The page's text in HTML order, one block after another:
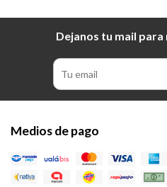
Dejanos tu mail
Medios de pago